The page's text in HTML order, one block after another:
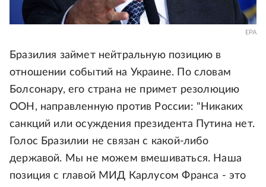
EPA
Бразилия займет нейтральную позицию в
отношении событий на Украине. По словам
Болсонару, его страна не примет резолюцию
ООН, направленную против России: "Никаких
санкций или осуждения президента Путина нет.
Голос Бразилии не связан с какой-либо
державой. Мы не можем вмешиваться. Наша
позиция с главой МИД Карлусом Франса - это